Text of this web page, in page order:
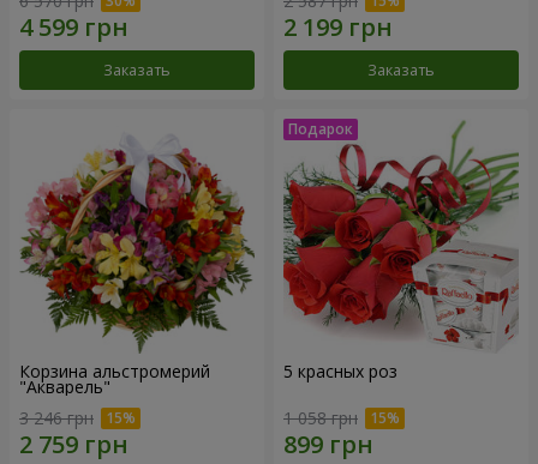
Заказать Заказать
Корзина альстромерий
"Акварель"
3 246 грн
5 красных роз
1 058 грн